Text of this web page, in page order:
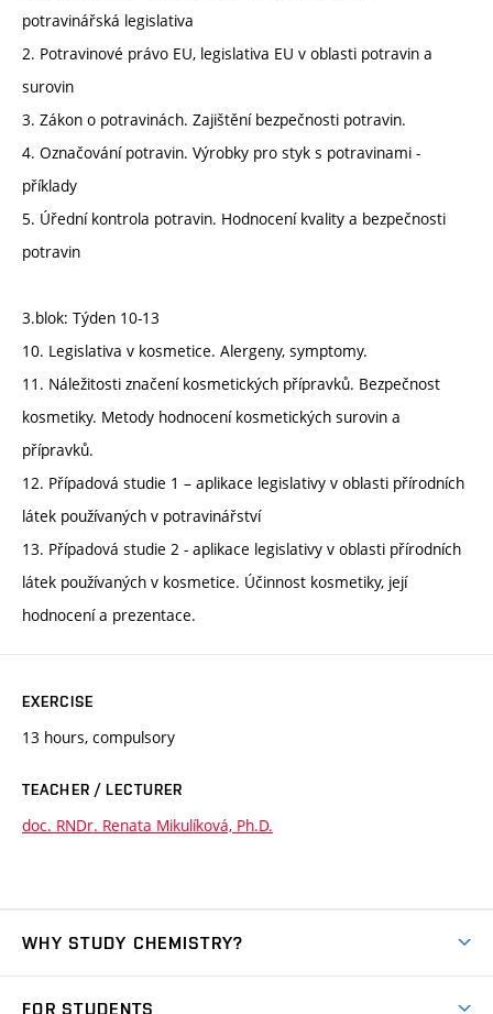
potravinářská legislativa
2. Potravinové právo EU, legislativa EU v oblasti potravin a
surovin
3. Zákon o potravinách. Zajištění bezpečnosti potravin.
4. Označování potravin. Výrobky pro styk s potravinami -
příklady
5. Úřední kontrola potravin. Hodnocení kvality a bezpečnosti
potravin
3.blok: Týden 10-13
10. Legislativa v kosmetice. Alergeny, symptomy.
11. Náležitosti značení kosmetických přípravků. Bezpečnost
kosmetiky. Metody hodnocení kosmetických surovin a
přípravků.
12. Případová studie 1 – aplikace legislativy v oblasti přírodních
látek používaných v potravinářství
13. Případová studie 2 - aplikace legislativy v oblasti přírodních
látek používaných v kosmetice. Účinnost kosmetiky, její
hodnocení a prezentace.
EXERCISE
13 hours, compulsory
TEACHER / LECTURER
doc. RNDr. Renata Mikulíková, Ph.D.
WHY STUDY CHEMISTRY?
FOR STUDENTS